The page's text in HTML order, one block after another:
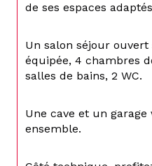
de ses espaces
Un salon séjour
équipée, 4 chambres
salles de bains, 2 WC.
Une cave et un
ensemble.